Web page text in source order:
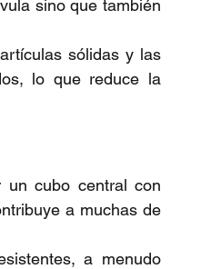
sino que también
sólidas y las
lo que reduce la
un cubo central con
a muchas de
a menudo